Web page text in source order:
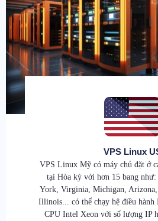
VPS Linux
VPS Linux Mỹ có máy chủ đặt ở
tại Hòa kỳ với hơn 15 bang
York, Virginia, Michigan,
Illinois... có thể chạy hệ điều
CPU Intel Xeon với số lượng IP